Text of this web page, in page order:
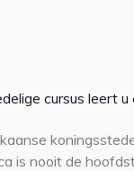
cursus leert
is nooit de